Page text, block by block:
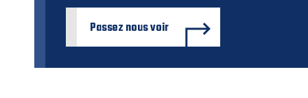
Passez nous voir